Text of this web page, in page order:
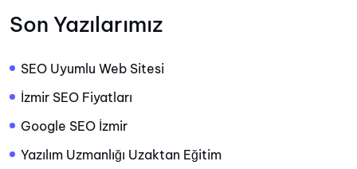
Son Yazılarımız
SEO Uyumlu Web Sitesi
İzmir SEO Fiyatları
Google SEO İzmir
Yazılım Uzmanlığı Uzaktan Eğitim